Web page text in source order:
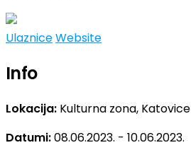
UlazniceWebsite
Info
Lokacija: Kulturna zona, Katovice
Datumi:08.06.2023. - 10.06.2023.